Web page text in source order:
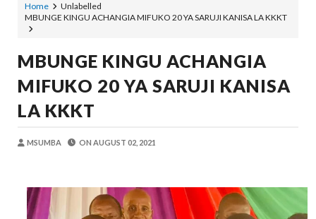
RAIS SAMIA, MUSEVEN
BRELA YATOA ELIMU YA URASIMISHAJI
Alex Sonna - Aug 06 2026
DC Mtambule Ataka Watu Wafichue
Zawadi-
Umaskini Na Madeni Yalitishia
Zawadi Aug 06 2026
Home
Unlabelled
MBUNGE KINGU ACHANGIA MIFUKO 20 YA SARUJI KANISA LA KKKT
MBUNGE KINGU ACHANGIA
MIFUKO 20 YA SARUJI KANISA
LA KKKT
MSUMBA ON AUGUST 02, 2021